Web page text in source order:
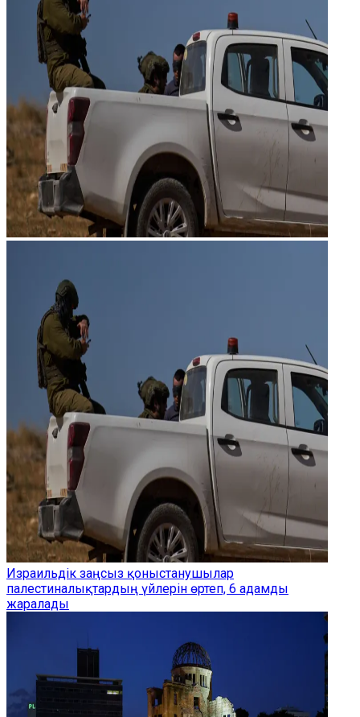
Израильдік заңсыз қоныстанушылар
палестиналықтардың үйлерін өртеп, 6 адамды
жаралады